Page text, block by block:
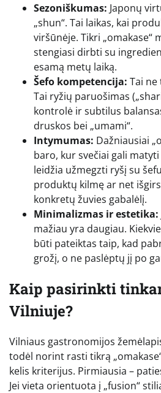
Sezoniškumas: Japonų
„shun“. Tai laikas, kai
viršūnėje. Tikri „omakase“
stengiasi dirbti su
esamą metų laiką.
Šefo kompetencija: Tai ne
Tai ryžių paruošimas
kontrolė ir subtilus
druskos bei „umami“.
Intymumas: Dažniausiai
baro, kur svečiai gali
leidžia užmegzti ryšį su
produktų kilmę ar net
konkretų žuvies gabalėlį.
Minimalizmas ir estetika:
mažiau yra daugiau.
būti pateiktas taip, kad
grožį, o ne paslėptų jį po
Kaip pasirinkti
Vilniuje?
Vilniaus gastronomijos
todėl norint rasti tikrą
kelis kriterijus. Pirmiausia –
Jei vieta orientuota į „fusion“